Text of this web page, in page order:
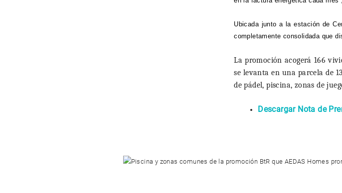
Ubicada junto a la estación de
completamente consolidada que
La promoción acogerá 166
se levanta en una parcela de
de pádel, piscina, zonas de
Descargar Nota de